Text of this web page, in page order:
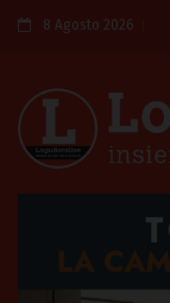
8 Agosto 2026